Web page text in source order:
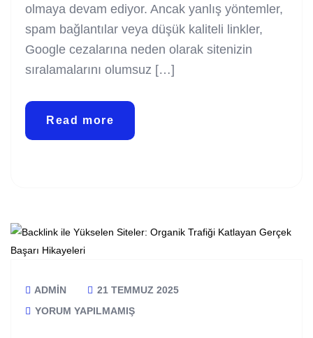
olmaya devam ediyor. Ancak yanlış yöntemler,
spam bağlantılar veya düşük kaliteli linkler,
Google cezalarına neden olarak sitenizin
sıralamalarını olumsuz […]
Read more
ADMIN
21 TEMMUZ 2025
YORUM YAPILMAMIŞ